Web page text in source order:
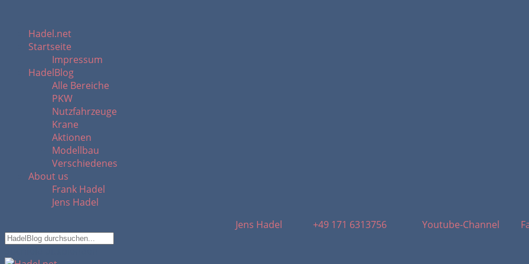
Hadel.net
Startseite
Impressum
HadelBlog
Alle Bereiche
PKW
Nutzfahrzeuge
Krane
Aktionen
Modellbau
Verschiedenes
About us
Frank Hadel
Jens Hadel
Jens Hadel
+49 171 6313756 Youtube-Channel